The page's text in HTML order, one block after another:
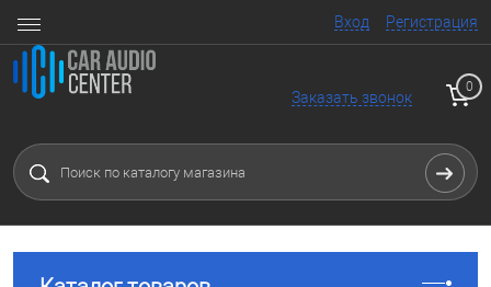
Вход Регистрация
Заказать звонок
0